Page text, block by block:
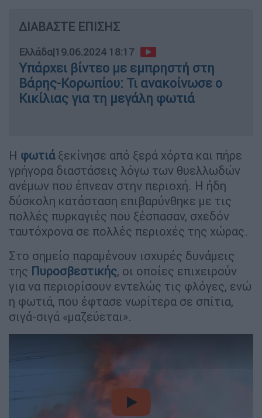
ΔΙΑΒΑΣΤΕ ΕΠΙΣΗΣ
Ελλάδα|19.06.2024 18:17
Υπάρχει βίντεο με εμπρηστή στη
Βάρης-Κορωπίου: Τι ανακοίνωσε ο
Κικίλιας για τη μεγάλη φωτιά
Η φωτιά ξεκίνησε από ξερά χόρτα και πήρε
γρήγορα διαστάσεις λόγω των θυελλωδών
ανέμων που έπνεαν στην περιοχή. Η ήδη
δύσκολη κατάσταση επιβαρύνθηκε με τις
πολλές πυρκαγιές που ξέσπασαν, σχεδόν
ταυτόχρονα σε πολλές περιοχές της χώρας.
Στο σημείο παραμένουν ισχυρές δυνάμεις
της Πυροσβεστικής, οι οποίες επιχειρούν
για να περιορίσουν εντελώς τις φλόγες, ενώ
η φωτιά, που έφτασε νωρίτερα σε σπίτια,
σιγά-σιγά «μαζεύεται».
video